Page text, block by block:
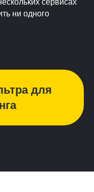
сервисах
ни одного
для